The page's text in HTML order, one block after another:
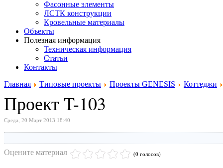
Фасонные элементы
ЛСТК конструкции
Кровельные материалы
Объекты
Полезная информация
Техническая информация
Статьи
Контакты
Главная
Типовые проекты Проекты GENESIS Коттеджи
Проект T-103
Среда, 20 Март 2013 18:40
Оцените материал (0 голосов)